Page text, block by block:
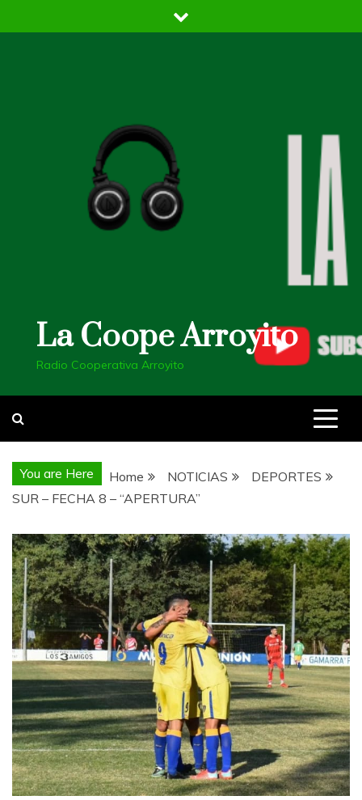
to
La Coope Arroyito
Radio Cooperativa Arroyito
You are Here Home NOTICIAS
DEPORTES
SUR – FECHA 8 – “APERTURA”